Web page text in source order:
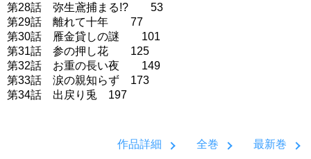
第28話 弥生鳶捕まる!? 53
第29話 離れて十年 77
第30話 雁金貸しの謎 101
第31話 参の押し花 125
第32話 お重の長い夜 149
第33話 涙の親知らず 173
第34話 出戻り兎 197
作品詳細 全巻 最新巻